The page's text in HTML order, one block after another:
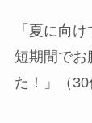
「夏に向
短期間でお
た！」（30